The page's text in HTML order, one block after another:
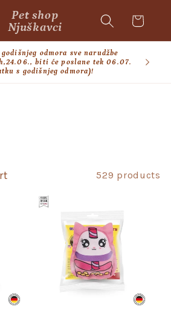
Pet shop
Njuškavci
Cart
odmora sve narudžbe
biti će poslane tek 06.07.
s godišnjeg odmora)!
529 products